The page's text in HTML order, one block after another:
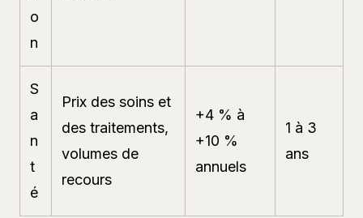
o
n
S
a
n
t
é
Prix des soins et
des traitements,
volumes de
recours
+4 % à
+10 %
annuels
1 à 3
ans